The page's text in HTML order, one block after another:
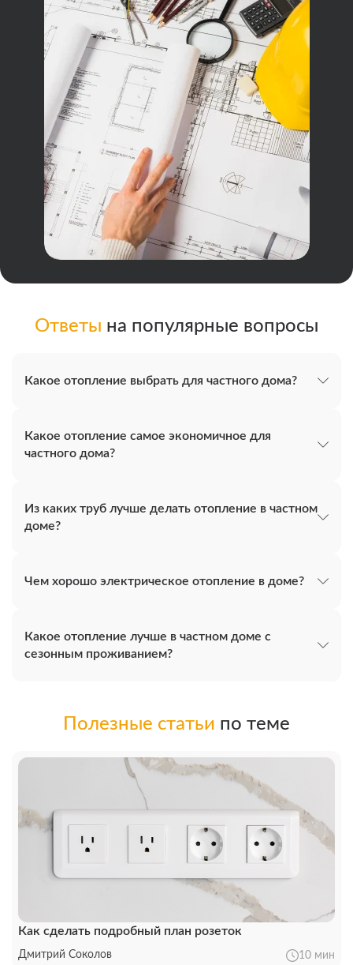
Ответы на популярные вопросы
Какое отопление выбрать для частного дома?
Какое отопление самое экономичное для
частного дома?
Из каких труб лучше делать отопление в частном
доме?
Чем хорошо электрическое отопление в доме?
Какое отопление лучше в частном доме с
сезонным проживанием?
Полезные статьи по теме
Как сделать подробный план розеток
Дмитрий Соколов 10 мин